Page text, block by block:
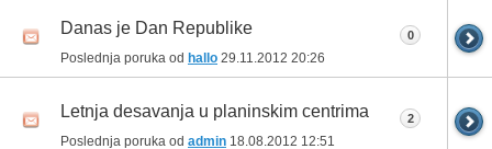
Danas je Dan Republike
Poslednja poruka od hallo 29.11.2012 20:26
0
Letnja desavanja u planinskim centrima
Poslednja poruka od admin 18.08.2012 12:51
2